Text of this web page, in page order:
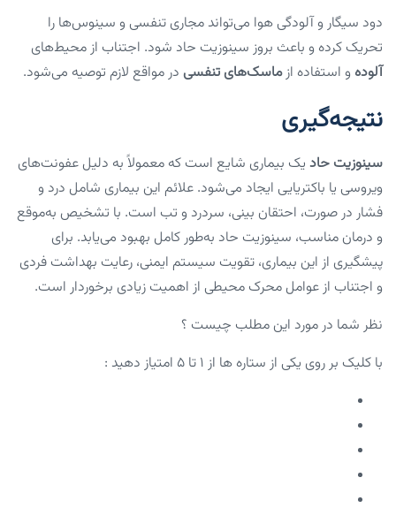
دود سیگار و آلودگی هوا می‌تواند مجاری تنفسی و سینوس‌ها را
تحریک کرده و باعث بروز سینوزیت حاد شود. اجتناب از محیط‌های
آلوده و استفاده ازماسک‌های تنفسی در مواقع لازم توصیه می‌شود.
نتیجه‌گیری
سینوزیت حاد یک بیماری شایع است که معمولاً به دلیل عفونت‌های
ویروسی یا باکتریایی ایجاد می‌شود. علائم این بیماری شامل درد و
فشار در صورت، احتقان بینی، سردرد و تب است. با تشخیص به‌موقع
و درمان مناسب، سینوزیت حاد به‌طور کامل بهبود می‌یابد. برای
پیشگیری از این بیماری، تقویت سیستم ایمنی، رعایت بهداشت فردی
و اجتناب از عوامل محرک محیطی از اهمیت زیادی برخوردار است.
نظر شما در مورد این مطلب چیست ؟
با کلیک بر روی یکی از ستاره ها از ۱ تا ۵ امتیاز دهید :